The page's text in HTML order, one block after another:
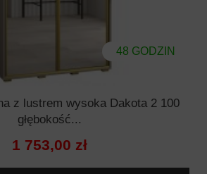
48 GODZIN
z lustrem wysoka Dakota 2 100
głębokość...
1 753,00 zł